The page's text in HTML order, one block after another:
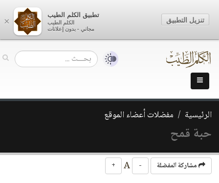
الرئيسية مفضلات أعضاء الموقع
حبة قمح
مشاركة المفضلة -
+
×
تطبيق الكلم الطيب
الكلم الطيب
مجاني - بدون إعلانات
تنزيل التطبيق